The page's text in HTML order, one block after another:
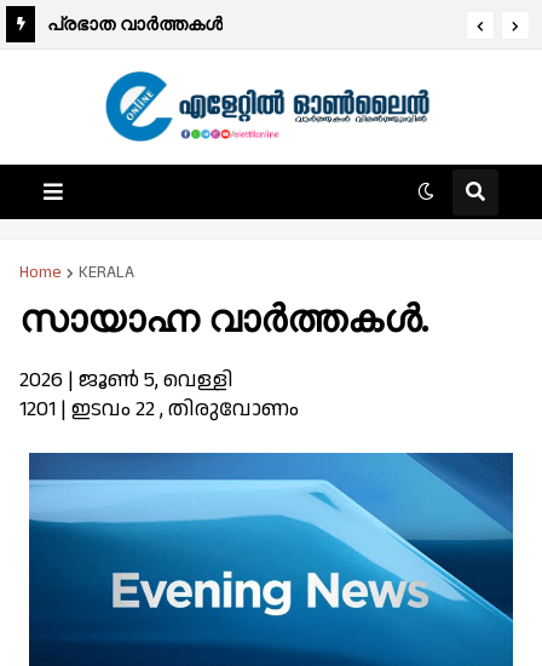
പ്രഭാത വാർത്തകൾ
Home KERALA
സായാഹ്ന വാര്‍ത്തകള്‍.
2026 | ജൂണ്‍ 5, വെള്ളി
1201 | ഇടവം 22 , തിരുവോണം